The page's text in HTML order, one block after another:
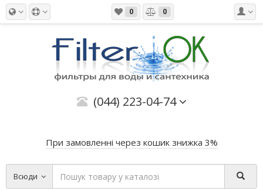
0 0
(044) 223-04-74
При замовленні через кошик знижка 3%
Всюди